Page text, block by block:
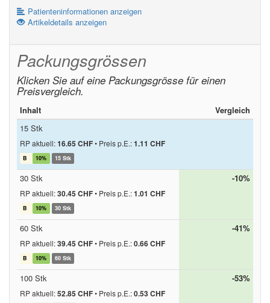
Patienteninformationen anzeigen
Artikeldetails anzeigen
Packungsgrössen
Klicken Sie auf eine Packungsgrösse für einen
Preisvergleich.
Inhalt
Vergleich
15 Stk
RP aktuell:16.65 CHF• Preis p.E.:1.11 CHF
B 10% 15 Stk
30 Stk
RP aktuell:30.45 CHF• Preis p.E.:1.01 CHF
B 10% 30 Stk
-10%
60 Stk
RP aktuell:39.45 CHF• Preis p.E.:0.66 CHF
B 10% 60 Stk
-41%
100 Stk
RP aktuell:52.85 CHF• Preis p.E.:0.53 CHF
-53%